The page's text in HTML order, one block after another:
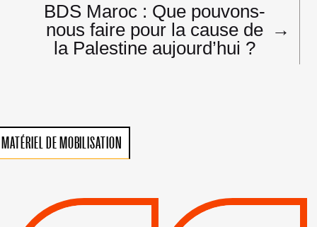
BDS Maroc : Que pouvons-
nous faire pour la cause de
la Palestine aujourd’hui ?
→
MATÉRIEL DE MOBILISATION
VIOLATIONS DES